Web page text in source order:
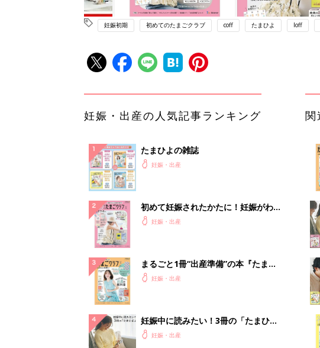
妊娠初期 初めてのたまごクラブ coff たまひよ loff
妊娠・出産の人気記事ランキング
たまひよの雑誌
妊娠・出産
初めて妊娠されたかたに！妊娠がわか
ったら最初に読む本『初めてのたまご
妊娠・出産
まるごと1冊“出産準備”の本『たまご
クラブ 夏号』〈スペシャル大特集〉
妊娠・出産
妊娠中に読みたい！3冊の「たまひ
よ」妊娠・出産
関